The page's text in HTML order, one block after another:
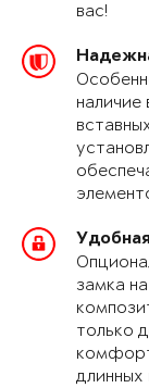
вас!
наличие
замка
только
длинных